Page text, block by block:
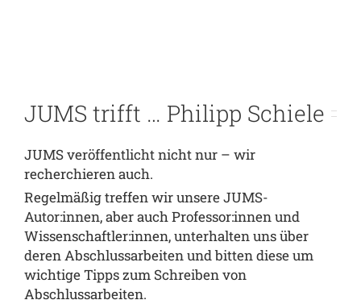
JUMS trifft … Philipp Schiele
JUMS veröffentlicht nicht nur – wir
recherchieren auch.
Regelmäßig treffen wir unsere JUMS-
Autor:innen, aber auch Professor:innen und
Wissenschaftler:innen, unterhalten uns über
deren Abschlussarbeiten und bitten diese um
wichtige Tipps zum Schreiben von
Abschlussarbeiten.